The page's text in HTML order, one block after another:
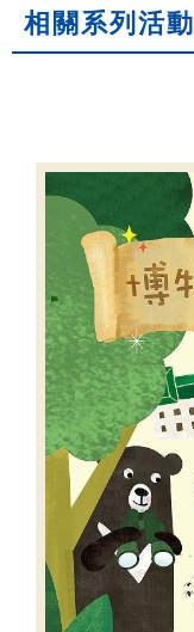
相關系列活動